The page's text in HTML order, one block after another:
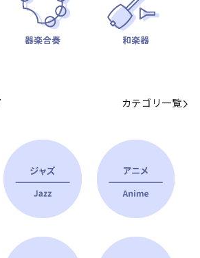
カテゴリ一覧